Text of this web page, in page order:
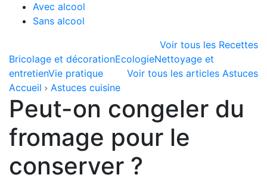
Avec alcool
Sans alcool
Voir tous les Recettes
Bricolage et décorationEcologieNettoyage et
entretienVie pratique
Voir tous les articles Astuces
Accueil
Astuces cuisine
Peut-on congeler du
fromage pour le
conserver ?